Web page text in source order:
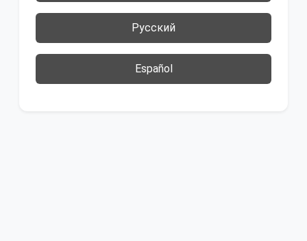
Русский
Español